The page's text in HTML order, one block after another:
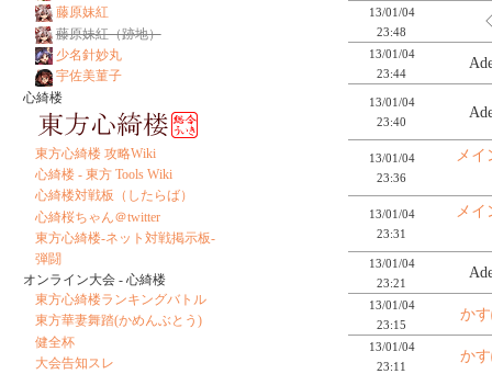
13/01/04
23:48
13/01/04
23:44
13/01/04
23:40
13/01/04
23:36
メ
13/01/04
23:31
メ
13/01/04
23:21
13/01/04
23:15
か
13/01/04
23:11
か
藤原妹紅
藤原妹紅（跡地）
少名針妙丸
宇佐美菫子
心綺楼
東方心綺楼 攻略Wiki
心綺楼 - 東方 Tools Wiki
心綺楼対戦板（したらば）
心綺桜ちゃん＠twitter
東方心綺楼-ネット対戦掲示板-
弾闘
オンライン大会 - 心綺楼
東方心綺楼ランキングバトル
東方華妻舞踏(かめんぶとう)
健全杯
大会告知スレ